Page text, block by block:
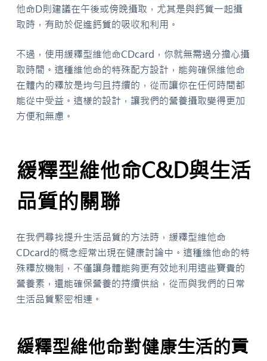
他命D則建議在午後或傍晚攝取，尤其是與鈣質一起攝
取時，有助於促進鈣質的吸收和利用。
不過，使用緩釋型維他命CDcard，你就無需過分擔心攝
取時間。這種維他命的特殊配方設計，能夠確保維他命
在體內的釋放是均勻且持續的，從而讓你在任何時間都
能從中受益。這樣的設計，讓我們的營養攝取變得更加
方便和無慮。
緩釋型維他命C&D與生活
品質的關聯
在我們尋找提升生活品質的方法時，緩釋型維他命
CDcard的概念經常出現在健康討論中。這種維他命的特
殊釋放機制，不僅讓身體能夠更有效地利用這些寶貴的
營養素，還能確保營養的持續供給，從而與我們的日常
生活品質緊密相連。
緩釋型維他命對健康生活的貢